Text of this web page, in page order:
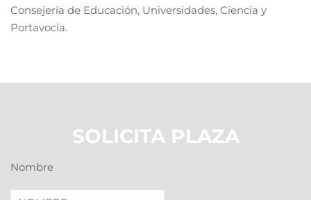
Consejería de Educación, Universidades, Ciencia y
Portavocía.
SOLICITA PLAZA
Nombre